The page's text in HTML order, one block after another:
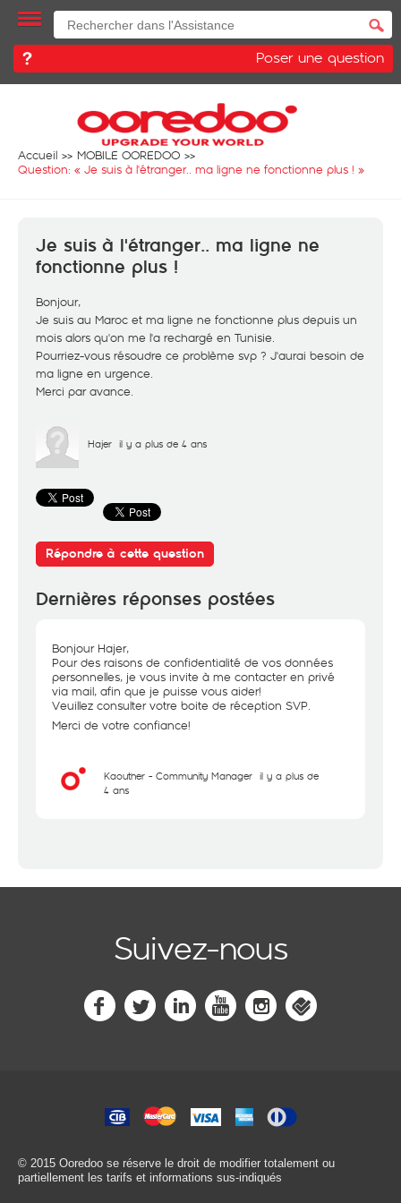
Poser une question
Accueil
MOBILE OOREDOO
Question: « Je suis à l'étranger.. ma ligne ne fonctionne plus ! »
Je suis à l'étranger.. ma ligne ne
fonctionne plus !
Bonjour,
Je suis au Maroc et ma ligne ne fonctionne plus depuis un
mois alors qu'on me l'a rechargé en Tunisie.
Pourriez-vous résoudre ce problème svp ? J'aurai besoin de
ma ligne en urgence.
Merci par avance.
Hajer il y a plus de 4 ans
Répondre à cette question
Dernières réponses postées
Bonjour Hajer,
Pour des raisons de confidentialité de vos données
personnelles, je vous invite à me contacter en privé
via mail, afin que je puisse vous aider!
Veuillez consulter votre boite de réception SVP.
Merci de votre confiance!
Kaouther - Community Manager il y a plus de
4 ans
Suivez-nous
© 2015 Ooredoo se réserve le droit de modifier totalement ou
partiellement les tarifs et informations sus-indiqués